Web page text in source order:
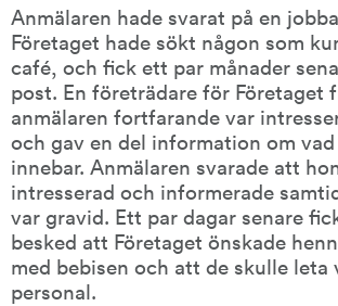
Anmälaren hade svarat på en
Företaget hade sökt någon som
café, och fick ett par månader
post. En företrädare för Företaget
anmälaren fortfarande var
och gav en del information om
innebar. Anmälaren svarade att
intresserad och informerade
var gravid. Ett par dagar senare
besked att Företaget önskade
med bebisen och att de skulle leta
personal.